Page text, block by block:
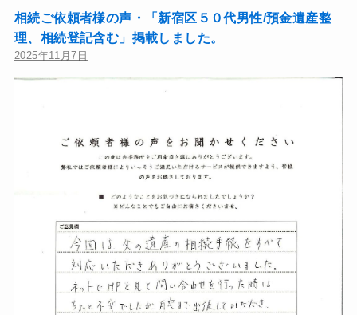
相続ご依頼者様の声・「新宿区５０代男性/預金遺産整
理、相続登記含む」掲載しました。
2025年11月7日